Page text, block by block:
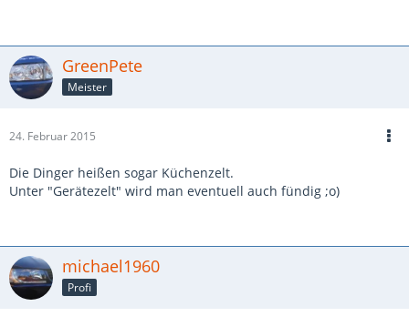
GreenPete
Meister
24. Februar 2015
Die Dinger heißen sogar Küchenzelt.
Unter "Gerätezelt" wird man eventuell auch fündig ;o)
michael1960
Profi